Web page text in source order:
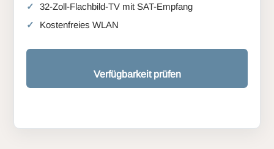
32-Zoll-Flachbild-TV mit SAT-Empfang
Kostenfreies WLAN
Verfügbarkeit prüfen